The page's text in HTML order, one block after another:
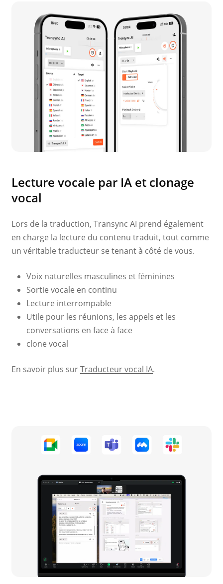
Lecture vocale par IA et clonage
vocal
Lors de la traduction, Transync AI prend également
en charge la lecture du contenu traduit, tout comme
un véritable traducteur se tenant à côté de vous.
Voix naturelles masculines et féminines
Sortie vocale en continu
Lecture interrompable
Utile pour les réunions, les appels et les
conversations en face à face
clone vocal
En savoir plus surTraducteur vocal IA.